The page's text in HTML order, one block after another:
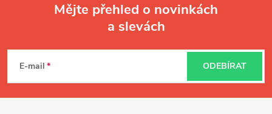
p
Mějte přehled o novinkách
a slevách
E-mail ODEBÍRAT